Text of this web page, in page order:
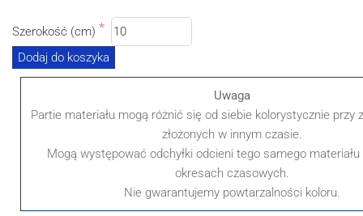
Szerokość (cm)
Dodaj do koszyka
Uwaga
Partie materiału mogą różnić się od siebie kolorystycznie przy
złożonych w innym czasie.
Mogą występować odchyłki odcieni tego samego
okresach czasowych.
Nie gwarantujemy powtarzalności koloru.